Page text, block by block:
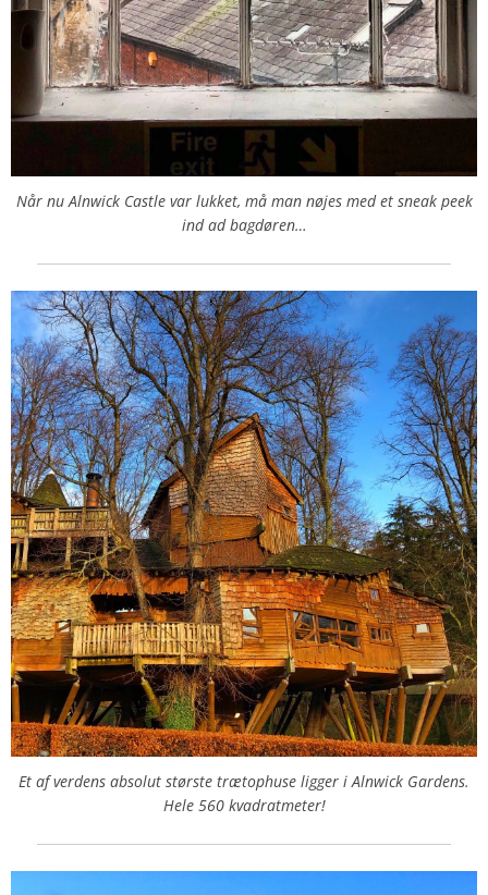
Når nu Alnwick Castle var lukket, må man nøjes med et sneak peek
ind ad bagdøren…
Et af verdens absolut største trætophuse ligger i Alnwick Gardens.
Hele 560 kvadratmeter!